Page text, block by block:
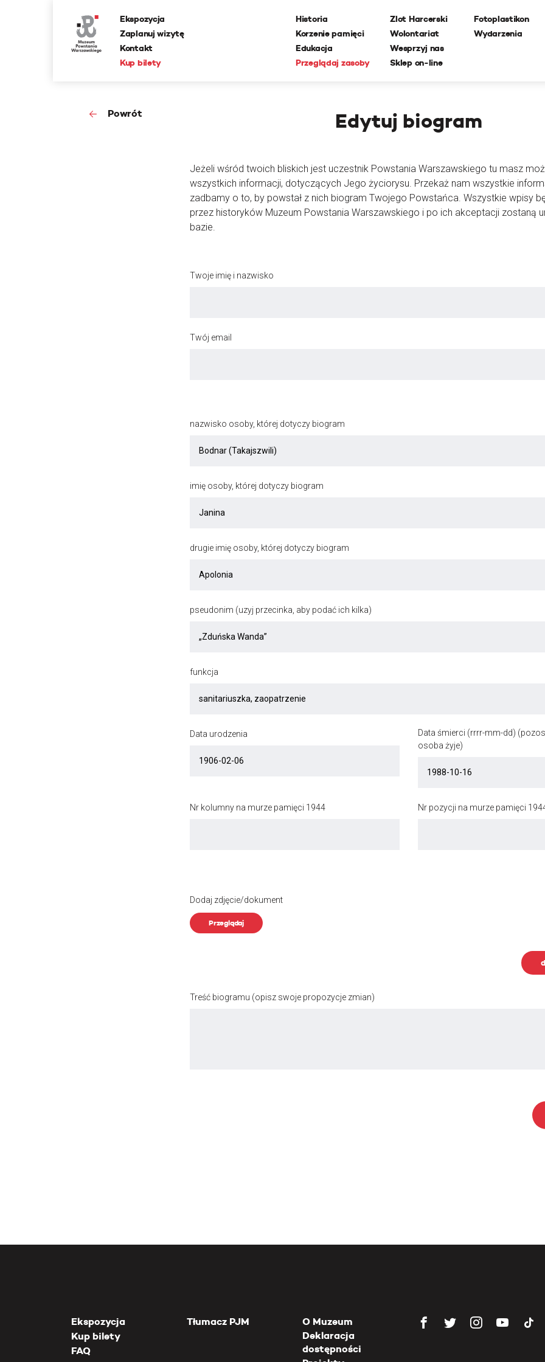
Ekspozycja
Zaplanuj wizytę
Kontakt
Kup bilety
Historia
Korzenie pamięci
Edukacja
Przeglądaj zasoby
Zlot Harcerski
Wolontariat
Wesprzyj nas
Sklep on-line
Fotoplastikon
Wydarzenia
Powrót Edytuj biogram
Jeżeli wśród twoich bliskich jest uczestnik Powstania Warszawskiego tu masz
wszystkich informacji, dotyczących Jego życiorysu. Przekaż nam wszystkie
zadbamy o to, by powstał z nich biogram Twojego Powstańca. Wszystkie wpisy
przez historyków Muzeum Powstania Warszawskiego i po ich akceptacji zostaną
bazie.
Twoje imię i nazwisko
Twój email
nazwisko osoby, której dotyczy biogram
imię osoby, której dotyczy biogram
drugie imię osoby, której dotyczy biogram
pseudonim (uzyj przecinka, aby podać ich kilka)
funkcja
Data urodzenia
Data śmierci (rrrr-mm-dd)
osoba żyje)
Nr kolumny na murze pamięci 1944 Nr pozycji na murze pamięci
Dodaj zdjęcie/dokument
Przeglądaj
Treść biogramu (opisz swoje propozycje zmian)
Ekspozycja
Kup bilety
FAQ
Tłumacz PJM
O Muzeum
Deklaracja
dostępności